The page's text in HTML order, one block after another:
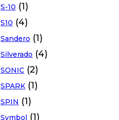
S-10 (1)
S10 (4)
Sandero (1)
Silverado (4)
SONIC (2)
SPARK (1)
SPIN (1)
Symbol (1)